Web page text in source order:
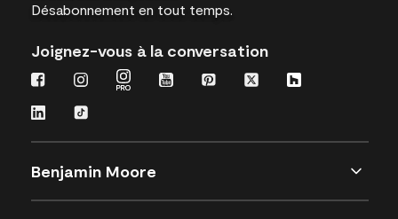
Désabonnement en tout temps.
Joignez-vous à la conversation
Benjamin Moore